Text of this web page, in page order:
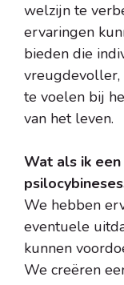
welzijn te
ervaringen
bieden die
vreugdevoller,
te voelen bij
van het leven.
Wat als ik
We hebben
eventuele
kunnen
We creëren